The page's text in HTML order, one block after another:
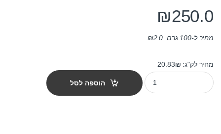
₪250.0
מחיר ל-100 גרם: ₪2.0
מחיר לק"ג: 20.83₪
מזון לכלבים יוקנובה לייט לגזע גדול 12 ק"ג quantity
הוספה לסל